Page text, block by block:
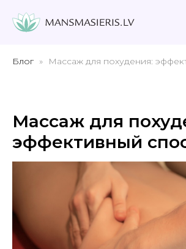
Блог Массаж для похудения:
Массаж для
эффективный